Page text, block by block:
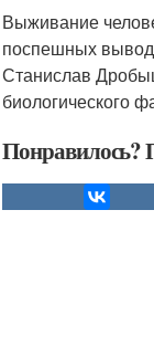
Выживание
поспешных
Станислав
биологического
Понравилось?